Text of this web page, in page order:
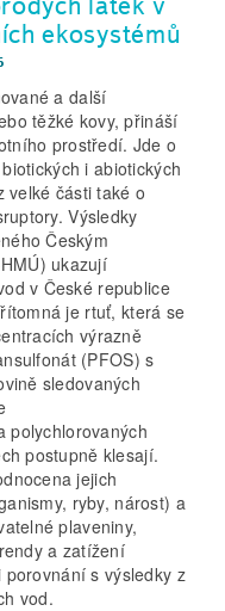
ekosystémů
a další
těžké kovy, přináší
prostředí. Jde o
i abiotických
velké části také o
Výsledky
Českým
ukazují
v České republice
je rtuť, která se
výrazně
(PFOS) s
sledovaných
polychlorovaných
postupně klesají.
jejich
ryby, nárost) a
plaveniny,
a zatížení
s výsledky z
vod.